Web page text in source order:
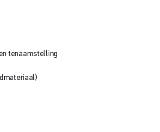
tenaamstelling